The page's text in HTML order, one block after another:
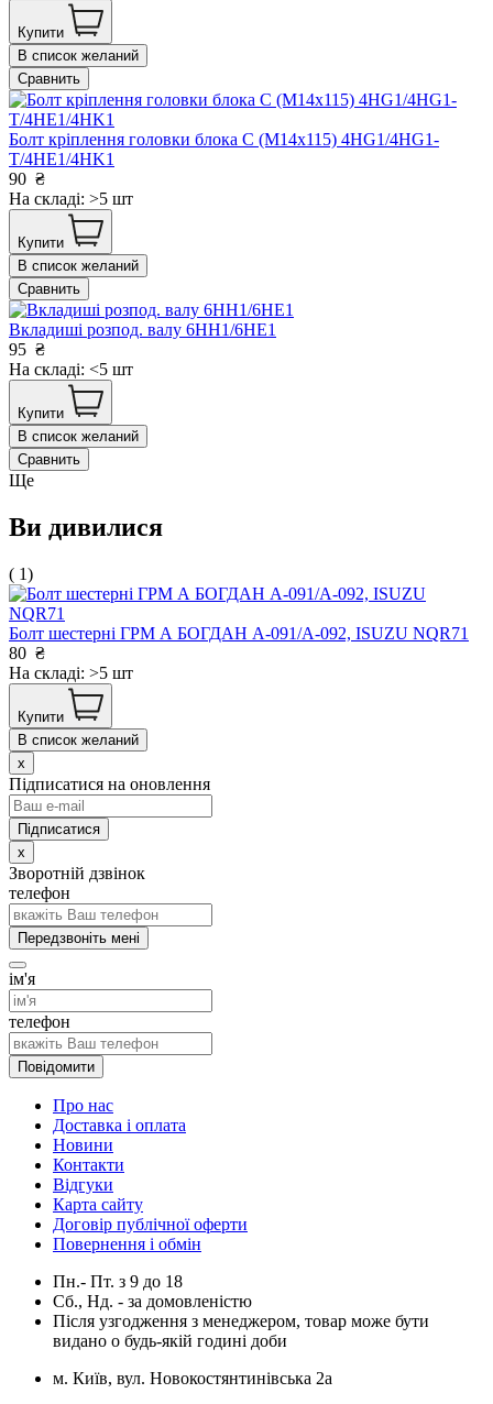
Купити
В список желаний
Сравнить
Болт кріплення головки блока С (М14х115) 4HG1/4HG1-
T/4HE1/4HK1
90 ₴
На складі: >5 шт
Купити
В список желаний
Сравнить
Вкладиші розпод. валу 6НН1/6НЕ1
95 ₴
На складі: <5 шт
Купити
В список желаний
Сравнить
Ще
Ви дивилися
( 1)
Болт шестерні ГРМ А БОГДАН А-091/А-092, ISUZU NQR71
80 ₴
На складі: >5 шт
Купити
В список желаний
x
Підписатися на оновлення
x
Зворотній дзвінок
телефон
Передзвоніть мені
ім'я
телефон
Повідомити
Про нас
Доставка і оплата
Новини
Контакти
Відгуки
Карта сайту
Договір публічної оферти
Повернення і обмін
Пн.- Пт. з 9 до 18
Сб., Нд. - за домовленістю
Після узгодження з менеджером, товар може бути
видано о будь-якій годині доби
м. Київ, вул. Новокостянтинівська 2а